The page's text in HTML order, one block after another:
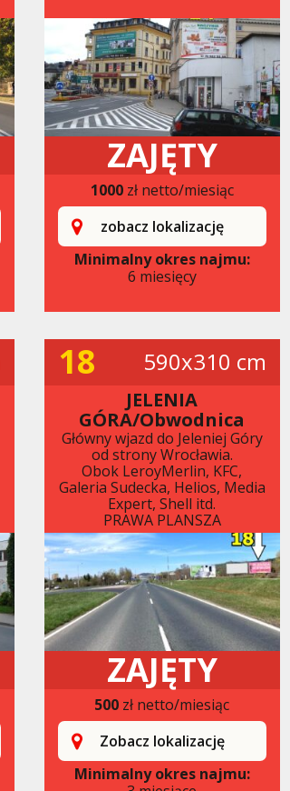
ZAJĘTY
1000zł netto/miesiąc
zobacz lokalizację
Minimalny okres najmu:
6 miesięcy
18 590x310 cm
JELENIA
GÓRA/Obwodnica
Główny wjazd do Jeleniej Góry
od strony Wrocławia.
Obok LeroyMerlin, KFC,
Galeria Sudecka, Helios, Media
Expert, Shell itd.
PRAWA PLANSZA
ZAJĘTY
500 zł netto/miesiąc
Zobacz lokalizację
Minimalny okres najmu: